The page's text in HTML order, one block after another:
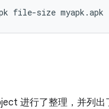
file-size myapk.apk
进行了整理，并列